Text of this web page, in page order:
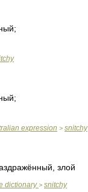
expression > snitchy
злой
dictionary> snitchy